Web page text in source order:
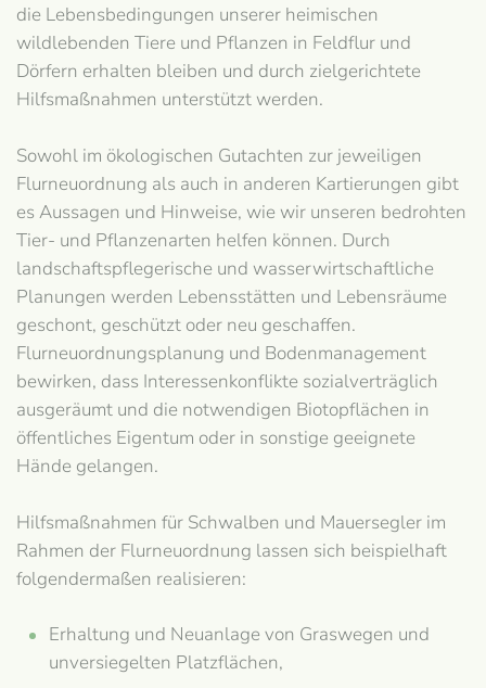
die Lebensbedingungen unserer heimischen
wildlebenden Tiere und Pflanzen in Feldflur und
Dörfern erhalten bleiben und durch zielgerichtete
Hilfsmaßnahmen unterstützt werden.
Sowohl im ökologischen Gutachten zur jeweiligen
Flurneuordnung als auch in anderen Kartierungen gibt
es Aussagen und Hinweise, wie wir unseren bedrohten
Tier- und Pflanzenarten helfen können. Durch
landschaftspflegerische und wasserwirtschaftliche
Planungen werden Lebensstätten und Lebensräume
geschont, geschützt oder neu geschaffen.
Flurneuordnungsplanung und Bodenmanagement
bewirken, dass Interessenkonflikte sozialverträglich
ausgeräumt und die notwendigen Biotopflächen in
öffentliches Eigentum oder in sonstige geeignete
Hände gelangen.
Hilfsmaßnahmen für Schwalben und Mauersegler im
Rahmen der Flurneuordnung lassen sich beispielhaft
folgendermaßen realisieren:
Erhaltung und Neuanlage von Graswegen und
unversiegelten Platzflächen,